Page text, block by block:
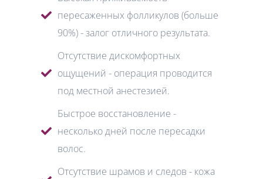
пересаженных фолликулов (больше
90%) - залог отличного результата.
Отсутствие дискомфортных
ощущений - операция проводится
под местной анестезией.
Быстрое восстановление -
несколько дней после пересадки
волос.
Отсутствие шрамов и следов - кожа